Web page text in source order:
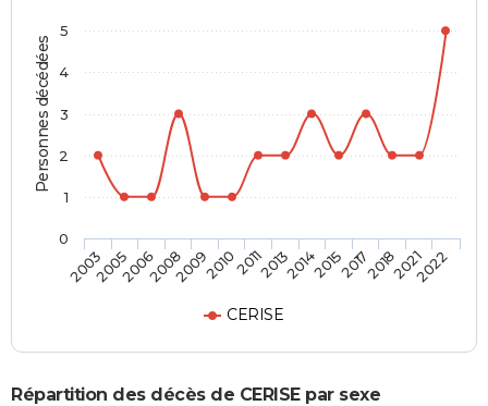
Personnes décédées
CERISE
20032005200620082009201020112013201420152017201820212022
0
1
2
3
4
5
Répartition des décès de CERISE par sexe